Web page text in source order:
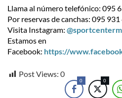
Llama al número telefónico: 095
Por reservas de canchas: 095
Visita Instagram:
Estamos en
Facebook: https://
Post Views: 0
0 0